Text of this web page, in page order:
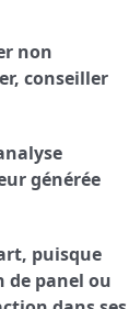
non
conseiller
générée
puisque
de panel ou